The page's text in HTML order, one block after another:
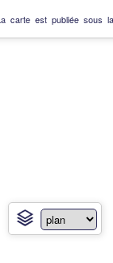
carte est publiée sous